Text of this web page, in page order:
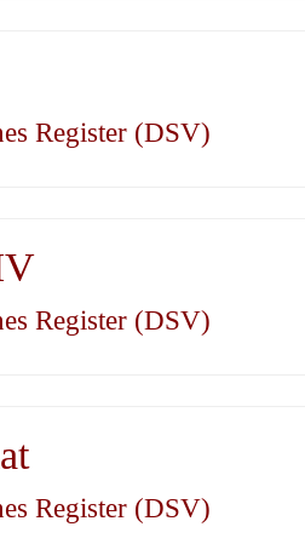
Register (DSV)
Register (DSV)
Register (DSV)